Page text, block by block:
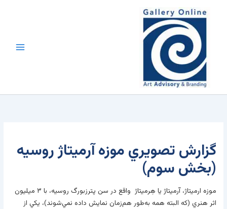
گزارش تصويري موزه آرميتاژ روسيه
(بخش سوم)
موزه ارميتاژ، آرميتاژ يا هِرميتاژ واقع در سن پترزبورگ روسيه، با ۳ ميليون
اثر هنري (که البته همه به‌طور هم‌زمان نمايش داده نمي‌شوند)، يکي از